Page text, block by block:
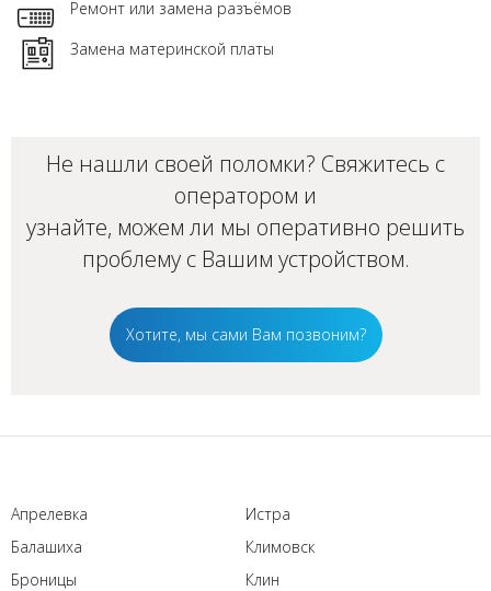
Ремонт или замена разъёмов
Замена материнской платы
Не нашли своей поломки? Свяжитесь с
оператором и
узнайте, можем ли мы оперативно решить
проблему с Вашим устройством.
Хотите, мы сами Вам позвоним?
Апрелевка
Балашиха
Броницы
Истра
Климовск
Клин